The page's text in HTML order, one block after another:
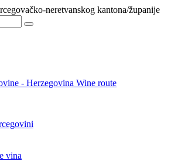
neretvanskog kantona/županije
vina